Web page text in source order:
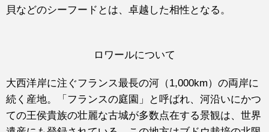
貝などのシーフードとは、卓越した相性となる。
ロワールについて
大西洋岸に注ぐフランス最長の河（1,000km）の両岸に
続く産地。「フランスの庭園」と呼ばれ、河沿いにかつ
ての王侯貴族の壮麗な古城が多数点在する景観は、世界